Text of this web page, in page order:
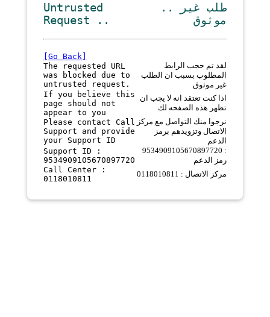
Untrusted
Request ..
.. طلب غير
موثوق
[Go Back]
The requested URL
was blocked due to
untrusted request.
لقد تم حجب الرابط
المطلوب بسبب ان الطلب
غير موثوق
If you believe this
page should not
appear to you
اذا كنت تعتقد انه لا يجب ان
تظهر هذه الصفحه لك
Please contact Call
Support and provide
your Support ID
نرجوا منك التواصل مع مركز
الاتصال وتزويدهم برمز
الدعم
Support ID :
9534909105670897720
9534909105670897720 :
رمز الدعم
Call Center :
0118010811
مركز الاتصال : 0118010811